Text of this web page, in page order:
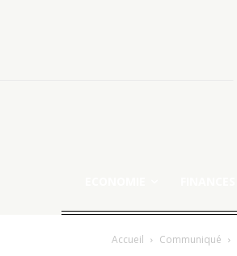
Accueil Communiqué